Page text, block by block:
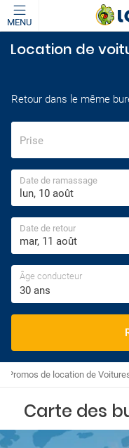
MENU
Location de
Retour dans le même
Prise
Date de ramassage
Date de retour
Âge conducteur
30 ans
Promos de location de
Carte des